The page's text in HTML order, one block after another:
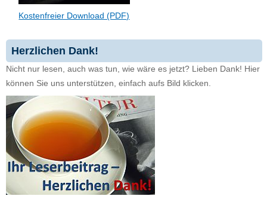
Kostenfreier Download (PDF)
Herzlichen Dank!
Nicht nur lesen, auch was tun, wie wäre es jetzt? Lieben Dank! Hier
können Sie uns unterstützen, einfach aufs Bild klicken.